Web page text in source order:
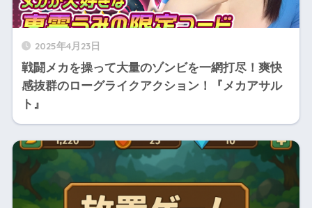
2025年4月23日
戦闘メカを操って大量のゾンビを一網打尽！爽快
感抜群のローグライクアクション！『メカアサル
ト』